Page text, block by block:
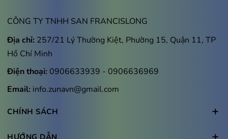
CÔNG TY TNHH SAN FRANCISLONG
Địa chỉ: 257/21 Lý Thường Kiệt, Phường 15, Quận 11, TP
Hồ Chí Minh
Điện thoại: 0906633939 - 0906636969
Email: info.zunavn@gmail.com
CHÍNH SÁCH